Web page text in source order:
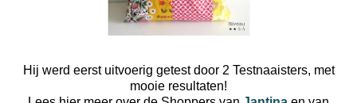
Hij werd eerst uitvoerig getest door 2 Testnaaisters, met
mooie resultaten!